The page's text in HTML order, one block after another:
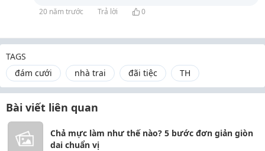
20 năm trước Trả lời 0
TAGS
đám cưới
nhà trai đãi tiệc TH
Bài viết liên quan
Chả mực làm như thế nào? 5 bước đơn giản giòn
dai chuẩn vị